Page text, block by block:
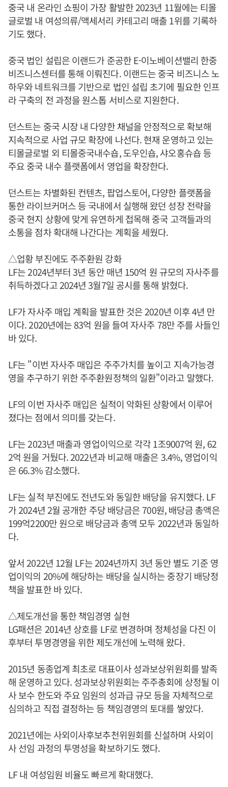
중국 내 온라인 쇼핑이 가장 활발한 2023년 11월에는 티몰
글로벌 내 여성의류/액세서리 카테고리 매출 1위를 기록하
기도 했다.
중국 법인 설립은 이랜드가 준공한 E-이노베이션밸리 한중
비즈니스센터를 통해 이뤄진다. 이랜드는 중국 비즈니스 노
하우와 네트워크를 기반으로 법인 설립 초기에 필요한 인프
라 구축의 전 과정을 원스톱 서비스로 지원한다.
던스트는 중국 시장 내 다양한 채널을 안정적으로 확보해
지속적으로 사업 규모 확장에 나선다. 현재 운영하고 있는
티몰글로벌 외 티몰중국내수숍, 도우인숍, 샤오홍슈숍 등
주요 중국 내수 플랫폼에서 영업을 확장한다.
던스트는 차별화된 컨텐츠, 팝업스토어, 다양한 플랫폼을
통한 라이브커머스 등 국내에서 실행해 왔던 성장 전략을
중국 현지 상황에 맞게 유연하게 접목해 중국 고객들과의
소통을 점차 확대해 나간다는 계획을 세웠다.
△업황 부진에도 주주환원 강화
LF는 2024년부터 3년 동안 매년 150억 원 규모의 자사주를
취득하겠다고 2024년 3월7일 공시를 통해 밝혔다.
LF가 자사주 매입 계획을 발표한 것은 2020년 이후 4년 만
이다. 2020년에는 83억 원을 들여 자사주 78만 주를 사들인
바 있다.
LF는 "이번 자사주 매입은 주주가치를 높이고 지속가능경
영을 추구하기 위한 주주환원정책의 일환"이라고 말했다.
LF의 이번 자사주 매입은 실적이 악화된 상황에서 이루어
졌다는 점에서 의미를 갖는다.
LF는 2023년 매출과 영업이익으로 각각 1조9007억 원, 62
2억 원을 거뒀다. 2022년과 비교해 매출은 3.4%, 영업이익
은 66.3% 감소했다.
LF는 실적 부진에도 전년도와 동일한 배당을 유지했다. LF
가 2024년 2월 공개한 주당 배당금은 700원, 배당금 총액은
199억2200만 원으로 배당금과 총액 모두 2022년과 동일하
다.
앞서 2022년 12월 LF는 2024년까지 3년 동안 별도 기준 영
업이익의 20%에 해당하는 배당을 실시하는 중장기 배당정
책을 발표한 바 있다.
△제도개선을 통한 책임경영 실현
LG패션은 2014년 상호를 LF로 변경하며 정체성을 다진 이
후부터 투명경영을 위한 제도개선에 노력해 왔다.
2015년 동종업계 최초로 대표이사 성과보상위원회를 발족
해 운영하고 있다. 성과보상위원회는 주주총회에 상정될 이
사 보수 한도와 주요 임원의 성과급 규모 등을 자체적으로
심의하고 직접 결정하는 등 책임경영의 토대를 쌓았다.
2021년에는 사외이사후보추천위원회를 신설하며 사외이
사 선임 과정의 투명성을 확보하기도 했다.
LF 내 여성임원 비율도 빠르게 확대했다.